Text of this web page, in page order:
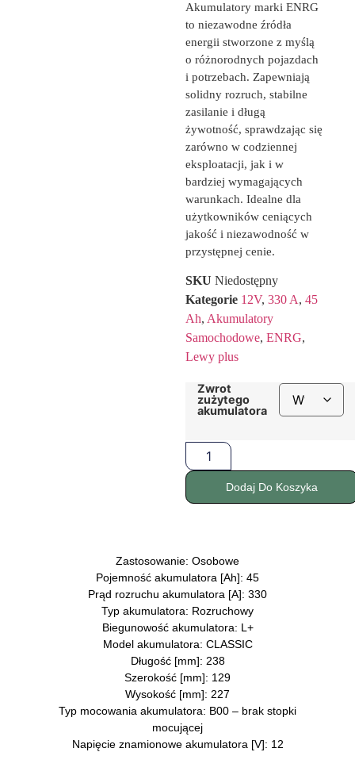
Akumulatory marki ENRG
to niezawodne źródła
energii stworzone z myślą
o różnorodnych pojazdach
i potrzebach. Zapewniają
solidny rozruch, stabilne
zasilanie i długą
żywotność, sprawdzając się
zarówno w codziennej
eksploatacji, jak i w
bardziej wymagających
warunkach. Idealne dla
użytkowników ceniących
jakość i niezawodność w
przystępnej cenie.
SKU Niedostępny
Kategorie 12V, 330 A, 45
Ah, Akumulatory
Samochodowe, ENRG,
Lewy plus
Zwrot
zużytego
akumulatora
Dodaj Do Koszyka
Zastosowanie: Osobowe
Pojemność akumulatora [Ah]: 45
Prąd rozruchu akumulatora [A]: 330
Typ akumulatora: Rozruchowy
Biegunowość akumulatora: L+
Model akumulatora: CLASSIC
Długość [mm]: 238
Szerokość [mm]: 129
Wysokość [mm]: 227
Typ mocowania akumulatora: B00 – brak stopki
mocującej
Napięcie znamionowe akumulatora [V]: 12